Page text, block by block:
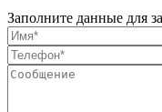
Заполните данные для